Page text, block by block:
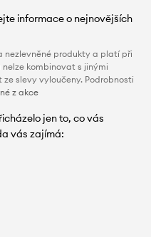
informace o nejnovějších
nezlevněné produkty a platí při
nelze kombinovat s jinými
slevy vyloučeny. Podrobnosti
z akce
jen to, co vás
vás zajímá: